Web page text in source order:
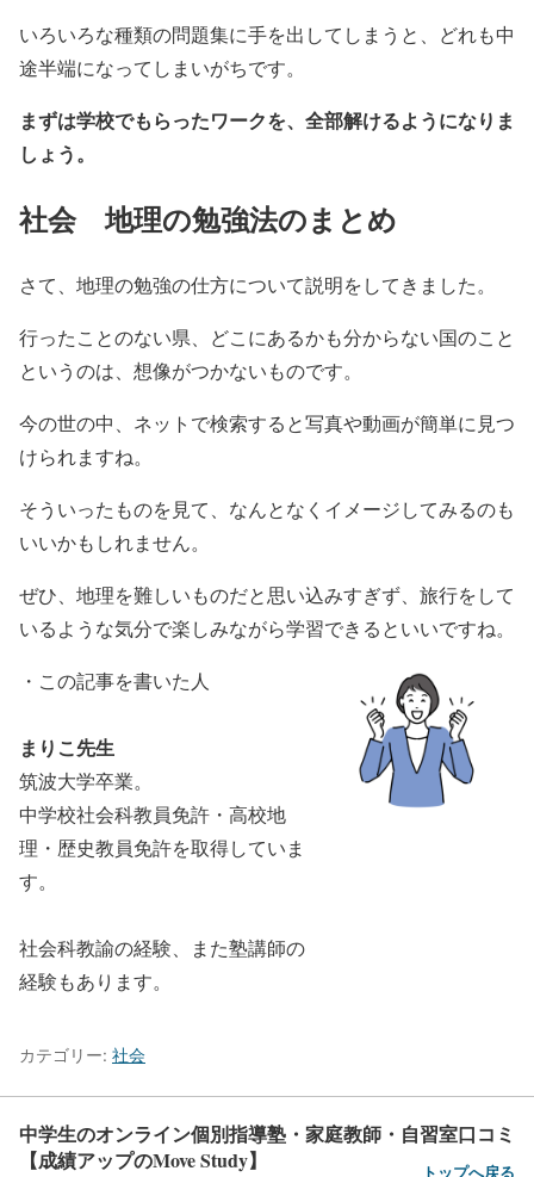
いろいろな種類の問題集に手を出してしまうと、どれも中
途半端になってしまいがちです。
まずは学校でもらったワークを、全部解けるようになりま
しょう。
社会 地理の勉強法のまとめ
さて、地理の勉強の仕方について説明をしてきました。
行ったことのない県、どこにあるかも分からない国のこと
というのは、想像がつかないものです。
今の世の中、ネットで検索すると写真や動画が簡単に見つ
けられますね。
そういったものを見て、なんとなくイメージしてみるのも
いいかもしれません。
ぜひ、地理を難しいものだと思い込みすぎず、旅行をして
いるような気分で楽しみながら学習できるといいですね。
・この記事を書いた人
まりこ先生
筑波大学卒業。
中学校社会科教員免許・高校地
理・歴史教員免許を取得していま
す。
社会科教諭の経験、また塾講師の
経験もあります。
カテゴリー: 社会
中学生のオンライン個別指導塾・家庭教師・自習室口コミ
【成績アップのMove Study】
トップへ戻る